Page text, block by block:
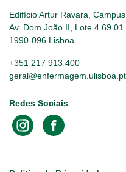
Edifício Artur Ravara,
Av. Dom João II, Lote 4.69.01
1990-096 Lisboa
+351 217 913 400
geral@enfermagem.ulisboa.pt
Redes Sociais
Footer